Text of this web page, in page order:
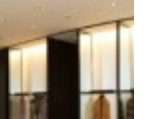
SPACES
THE INTERIOR
– TOUT